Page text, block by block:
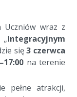
Uczniów wraz z
„Integracyjnym
się3 czerwca
na terenie
pełne atrakcji,